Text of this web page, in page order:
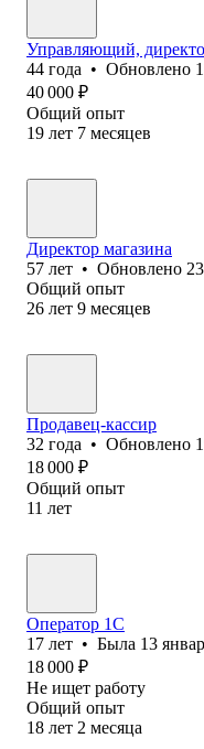
Управляющий,
44 года • Обновлено
40 000 ₽
Общий опыт
19 лет 7 месяцев
Директор магазина
57 лет • Обновлено
Общий опыт
26 лет 9 месяцев
Продавец-кассир
32 года • Обновлено
18 000 ₽
Общий опыт
11 лет
Оператор 1C
17 лет • Была 13
18 000 ₽
Не ищет работу
Общий опыт
18 лет 2 месяца